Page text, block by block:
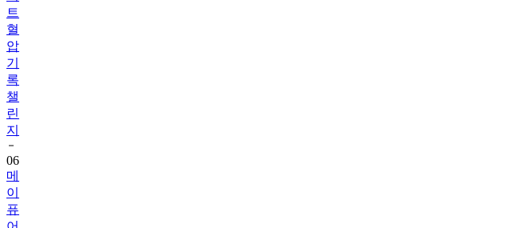
압
기
록
챌
린
지
06
메
이
퓨
어
걸